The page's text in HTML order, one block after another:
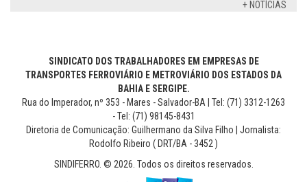
+ NOTÍCIAS
SINDICATO DOS TRABALHADORES EM EMPRESAS DE
TRANSPORTES FERROVIÁRIO E METROVIÁRIO DOS ESTADOS DA
BAHIA E SERGIPE.
Rua do Imperador, nº 353 - Mares - Salvador-BA | Tel: (71) 3312-1263
- Tel: (71) 98145-8431
Diretoria de Comunicação: Guilhermano da Silva Filho | Jornalista:
Rodolfo Ribeiro ( DRT/BA - 3452 )
SINDIFERRO. © 2026. Todos os direitos reservados.